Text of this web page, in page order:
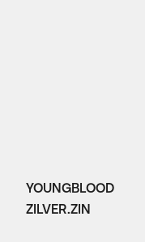
YOUNGBLOOD
ZILVER.ZIN